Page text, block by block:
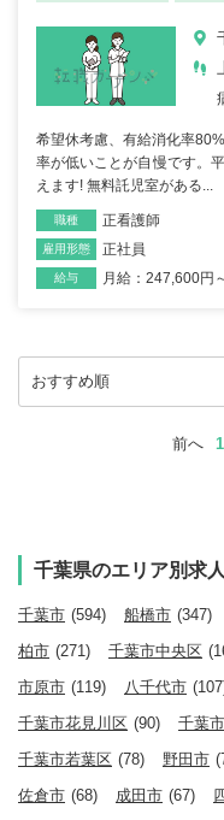
希望休考慮、有給消化率
率が低いことが自慢です。
えます! 無料託児室がある...
職種 正看護師
雇用形態 正社員
給与 月給：247,600円
前へ 1
千葉県のエリア別求
千葉市 (594) 船橋市 (347)
柏市 (271) 千葉市中央区
市原市 (119) 八千代市
千葉市花見川区 (90) 千葉
千葉市若葉区 (78) 野田市
佐倉市 (68) 成田市 (67)